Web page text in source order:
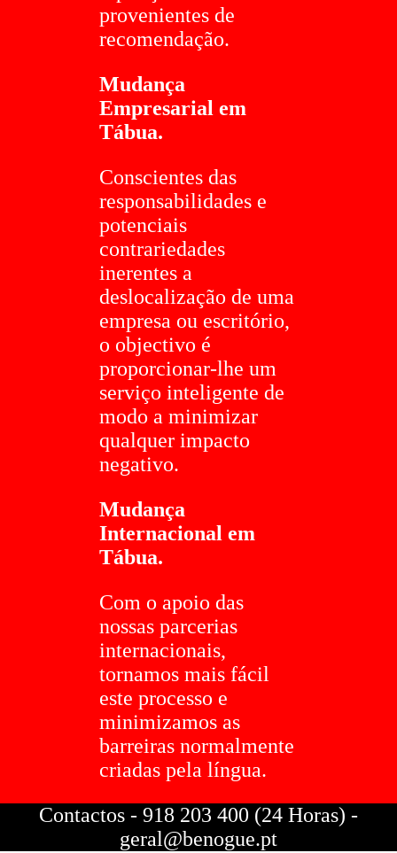
provenientes de
recomendação.
Mudança
Empresarial em
Tábua.
Conscientes das
responsabilidades e
potenciais
contrariedades
inerentes a
deslocalização de uma
empresa ou escritório,
o objectivo é
proporcionar-lhe um
serviço inteligente de
modo a minimizar
qualquer impacto
negativo.
Mudança
Internacional em
Tábua.
Com o apoio das
nossas parcerias
internacionais,
tornamos mais fácil
este processo e
minimizamos as
barreiras normalmente
criadas pela língua.
Contactos - 918 203 400 (24 Horas) -
geral@benogue.pt